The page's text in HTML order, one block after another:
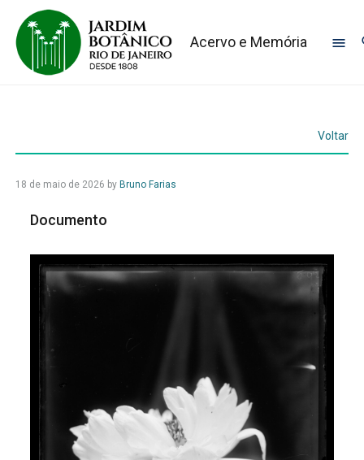
Acervo e Memória
Voltar
18 de maio de 2026 by Bruno Farias
Documento